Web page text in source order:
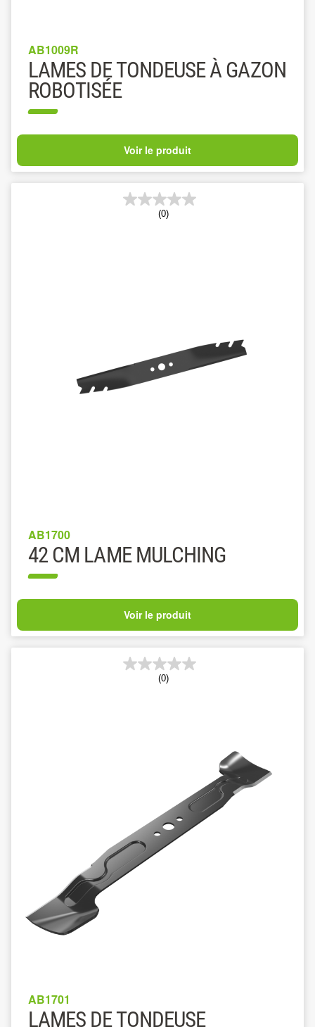
AB1009R
LAMES DE TONDEUSE À GAZON
ROBOTISÉE
Voir le produit
(0)
AB1700
42 CM LAME MULCHING
Voir le produit
(0)
AB1701
LAMES DE TONDEUSE